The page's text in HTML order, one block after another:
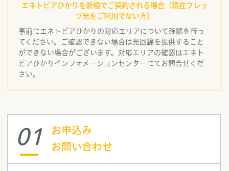
エネトピアひかりを新規でご契約される場合（現在フレッ
ツ光をご利用でない方）
事前にエネトピアひかりの対応エリアについて確認を行っ
てください。ご確認できない場合は光回線を提供すること
ができない場合がございます。対応エリアの確認はエネト
ピアひかりインフォメーションセンターにてお問合せくだ
さい。
01
お申込み
お問い合わせ